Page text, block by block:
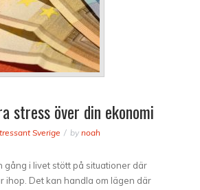
stress över din ekonomi
Sverige by noah
gång i livet stött på situationer där
ihop. Det kan handla om lägen där